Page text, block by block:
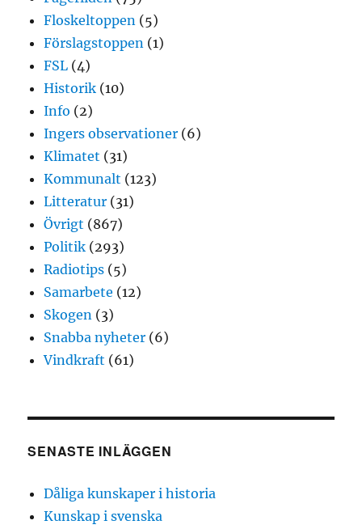
Floskeltoppen (5)
Förslagstoppen (1)
FSL (4)
Historik (10)
Info (2)
Ingers observationer (6)
Klimatet (31)
Kommunalt (123)
Litteratur (31)
Övrigt (867)
Politik (293)
Radiotips (5)
Samarbete (12)
Skogen (3)
Snabba nyheter (6)
Vindkraft (61)
SENASTE INLÄGGEN
Dåliga kunskaper i historia
Kunskap i svenska